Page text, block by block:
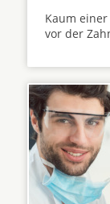
Kaum
vor der